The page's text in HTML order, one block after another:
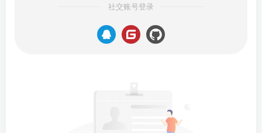
社交账号登录